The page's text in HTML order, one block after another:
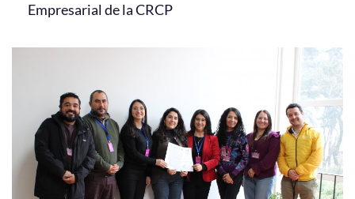
Empresarial de la CRCP